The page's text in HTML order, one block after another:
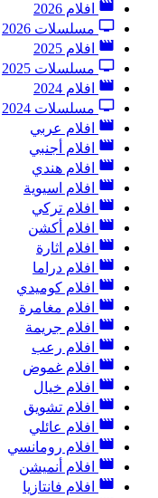
افلام 2026
مسلسلات 2026
افلام 2025
مسلسلات 2025
افلام 2024
مسلسلات 2024
افلام عربي
افلام أجنبي
افلام هندي
افلام اسيوية
افلام تركي
افلام أكشن
افلام اثارة
افلام دراما
افلام كوميدي
افلام مغامرة
افلام جريمة
افلام رعب
افلام غموض
افلام خيال
افلام تشويق
افلام عائلي
افلام رومانسي
افلام أنميشن
افلام فانتازيا